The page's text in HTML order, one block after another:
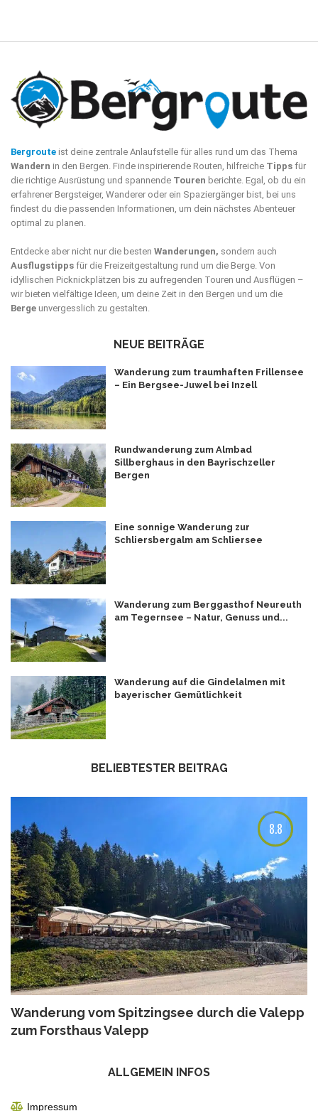
Bergroute ist deine zentrale Anlaufstelle für alles rund um das Thema
Wandern in den Bergen. Finde inspirierende Routen, hilfreiche Tipps für
die richtige Ausrüstung und spannende Touren berichte. Egal, ob du ein
erfahrener Bergsteiger, Wanderer oder ein Spaziergänger bist, bei uns
findest du die passenden Informationen, um dein nächstes Abenteuer
optimal zu planen.
Entdecke aber nicht nur die besten Wanderungen, sondern auch
Ausflugstipps für die Freizeitgestaltung rund um die Berge. Von
idyllischen Picknickplätzen bis zu aufregenden Touren und Ausflügen –
wir bieten vielfältige Ideen, um deine Zeit in den Bergen und um die
Berge unvergesslich zu gestalten.
NEUE BEITRÄGE
Wanderung zum traumhaften Frillensee
– Ein Bergsee-Juwel bei Inzell
Rundwanderung zum Almbad
Sillberghaus in den Bayrischzeller
Bergen
Eine sonnige Wanderung zur
Schliersbergalm am Schliersee
Wanderung zum Berggasthof Neureuth
am Tegernsee – Natur, Genuss und...
Wanderung auf die Gindelalmen mit
bayerischer Gemütlichkeit
BELIEBTESTER BEITRAG
8.8
Wanderung vom Spitzingsee durch die Valepp
zum Forsthaus Valepp
ALLGEMEIN INFOS
Impressum